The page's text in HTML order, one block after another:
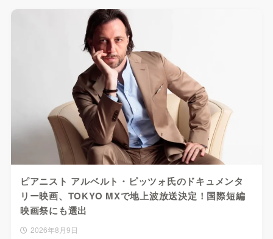
ピアニスト アルベルト・ピッツォ氏のドキュメンタ
リー映画、TOKYO MXで地上波放送決定！国際短編
映画祭にも選出
2026年8月9日